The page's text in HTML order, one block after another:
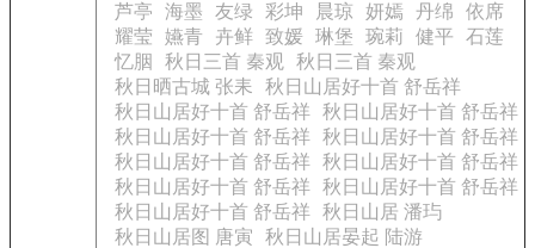
芦亭
海墨 友绿 彩坤 晨琼 妍嫣 丹绵
依席
耀莹 嬿青 卉鲜 致媛 琳堡 琬莉 健平
石莲
忆胭
秋日三首 秦观
秋日三首 秦观
秋日晒古城 张耒
秋日山居好十首 舒岳祥
秋日山居好十首 舒岳祥 秋日山居好十首 舒岳祥
秋日山居好十首 舒岳祥 秋日山居好十首 舒岳祥
秋日山居好十首 舒岳祥 秋日山居好十首 舒岳祥
秋日山居好十首 舒岳祥 秋日山居好十首 舒岳祥
秋日山居好十首 舒岳祥 秋日山居 潘玙
秋日山居图 唐寅
秋日山居晏起 陆游